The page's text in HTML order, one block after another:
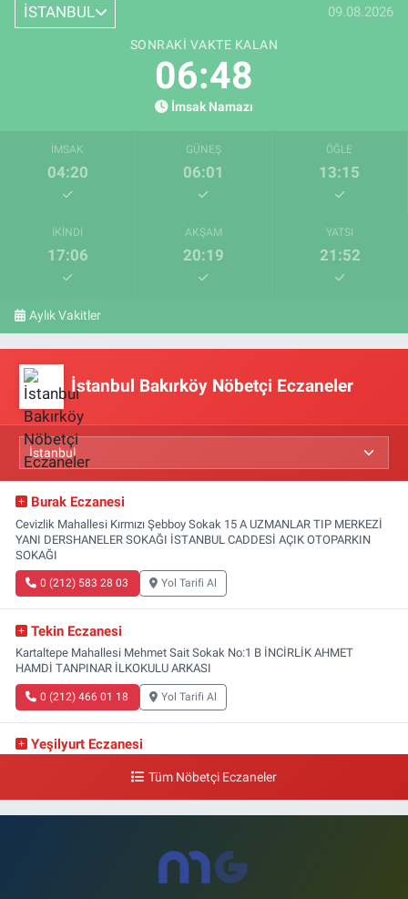
İSTANBUL 09.08.2026
SONRAKI VAKTE KALAN
06:48
İmsak Namazı
İMSAK
04:20
GÜNEŞ
06:01
ÖĞLE
13:15
İKINDI
17:06
AKŞAM
20:19
YATSI
21:52
Aylık Vakitler
İstanbul Bakırköy Nöbetçi Eczaneler
Burak Eczanesi
Cevizlik Mahallesi Kırmızı Şebboy Sokak 15 A UZMANLAR TIP MERKEZİ
YANI DERSHANELER SOKAĞI İSTANBUL CADDESİ AÇIK OTOPARKIN
SOKAĞI
0 (212) 583 28 03 Yol Tarifi Al
Tekin Eczanesi
Kartaltepe Mahallesi Mehmet Sait Sokak No:1 B İNCİRLİK AHMET
HAMDİ TANPINAR İLKOKULU ARKASI
0 (212) 466 01 18 Yol Tarifi Al
Yeşilyurt Eczanesi
Şenlikköy Mahallesi Eski Halkalı Caddesi 33 Akvaryum Yanı Akua Florya
Tüm Nöbetçi Eczaneler